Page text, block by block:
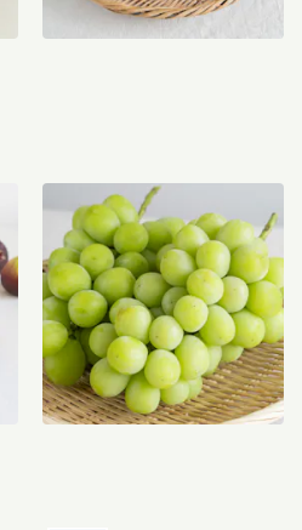
円
【産地直送】やまなし笛吹
のシャインマスカット
1.2kg（特栽相当）
送料込 6,580円